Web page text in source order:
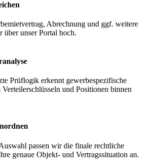
Abrechnung und ggf. weitere
über unser Portal hoch.
Prüflogik erkennt gewerbespezifische
und Positionen binnen
passen wir die finale rechtliche
genaue Objekt- und Vertragssituation an.